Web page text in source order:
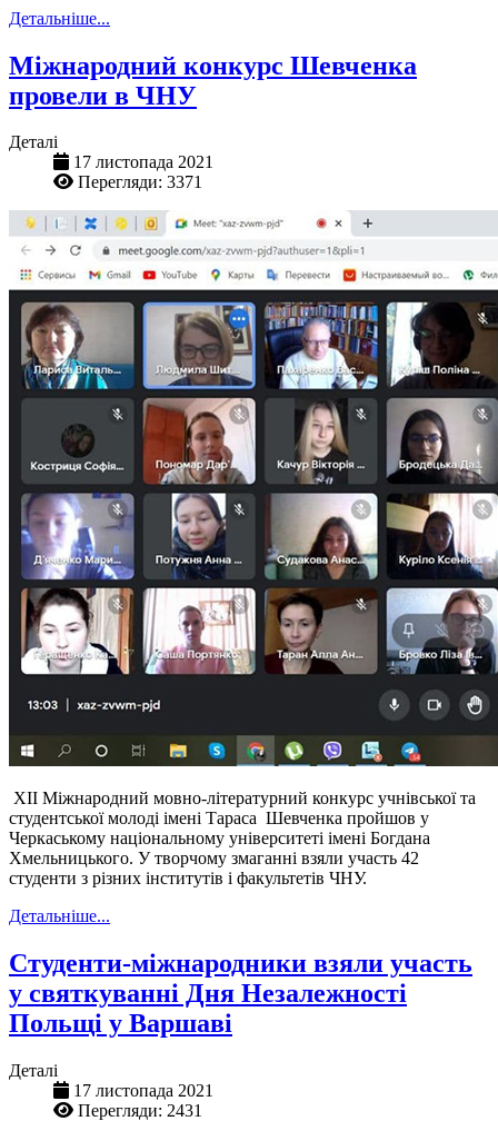
Детальніше...
Міжнародний конкурс Шевченка
провели в ЧНУ
Деталі
17 листопада 2021
Перегляди: 3371
ХІІ Міжнародний мовно-літературний конкурс учнівської та
студентської молоді імені Тараса Шевченка пройшов у
Черкаському національному університеті імені Богдана
Хмельницького. У творчому змаганні взяли участь 42
студенти з різних інститутів і факультетів ЧНУ.
Детальніше...
Студенти-міжнародники взяли участь
у святкуванні Дня Незалежності
Польщі у Варшаві
Деталі
17 листопада 2021
Перегляди: 2431